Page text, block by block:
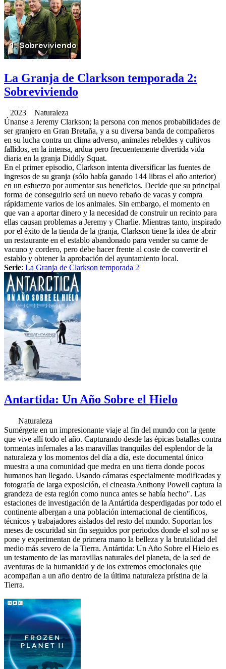
La Granja de Clarkson temporada 2:
Sobreviviendo
2023 Naturaleza
Únanse a Jeremy Clarkson; la persona con menos probabilidades de
ser granjero en Gran Bretaña, y a su diversa banda de compañeros
en su lucha contra un clima adverso, animales rebeldes y cultivos
fallidos, en la intensa, ardua pero frecuentemente divertida vida
diaria en la granja Diddly Squat.
En el primer episodio, Clarkson intenta diversificar las fuentes de
ingresos de su granja (sólo había ganado 144 libras el año anterior)
en un esfuerzo por aumentar sus beneficios. Decide que su principal
forma de conseguirlo será un nuevo rebaño de vacas y compra
rápidamente varios de los animales. Sin embargo, el momento en
que van a aportar dinero y la necesidad de construir un recinto para
ellas causan problemas a Jeremy y Charlie. Mientras tanto, inspirado
por el éxito de la tienda de la granja, Clarkson tiene la idea de abrir
un restaurante en el establo abandonado para vender su carne de
vacuno y cordero, pero debe hacer frente al coste de convertir el
establo y obtener la aprobación del ayuntamiento local.
Serie: La Granja de Clarkson temporada 2
Antartida: Un Año Sobre el Hielo
Naturaleza
Sumérgete en un impresionante viaje al fin del mundo con la gente
que vive allí todo el año. Capturando desde las épicas batallas contra
tormentas infernales a las maravillas tranquilas del esplendor de la
naturaleza y los momentos del día a día, este documental único
muestra a una comunidad que medra en una tierra donde pocos
humanos han llegado. Usando cámaras especialmente modificadas y
fotografía de larga exposición, el cineasta Anthony Powell captura la
grandeza de esta región como nunca antes se había hecho". Las
estaciones de investigación de la Antártida desperdigadas por todo el
continente albergan a una población internacional de científicos,
técnicos y trabajadores aislados del resto del mundo. Soportan los
meses de oscuridad sin fin seguidos por periodos donde el sol no se
pone y experimentan de primera mano la belleza y la brutalidad del
medio más severo de la Tierra. Antártida: Un Año Sobre el Hielo es
un testamento de las maravillas naturales del planeta, de la sed de
aventuras de la humanidad y de los extremos emocionales que
acompañan a un año dentro de la última naturaleza prístina de la
Tierra.